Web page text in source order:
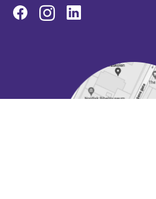
Instagram